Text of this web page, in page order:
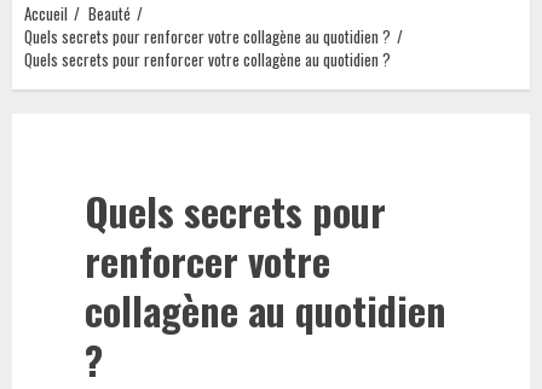
Accueil
Beauté
Quels secrets pour renforcer votre collagène au quotidien ?
Quels secrets pour renforcer votre collagène au quotidien ?
Quels secrets pour
renforcer votre
collagène au quotidien
?